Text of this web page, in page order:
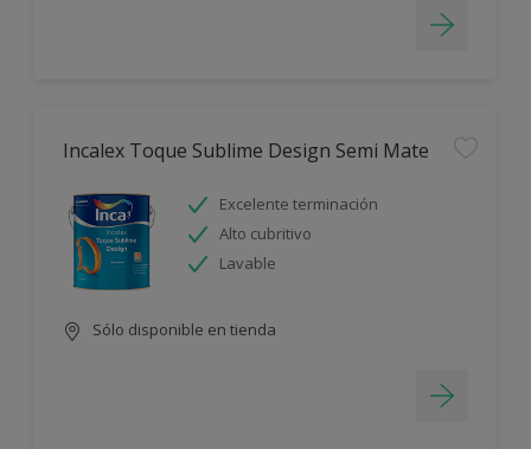
Incalex Toque Sublime Design Semi Mate
Excelente terminación
Alto cubritivo
Lavable
Sólo disponible en tienda